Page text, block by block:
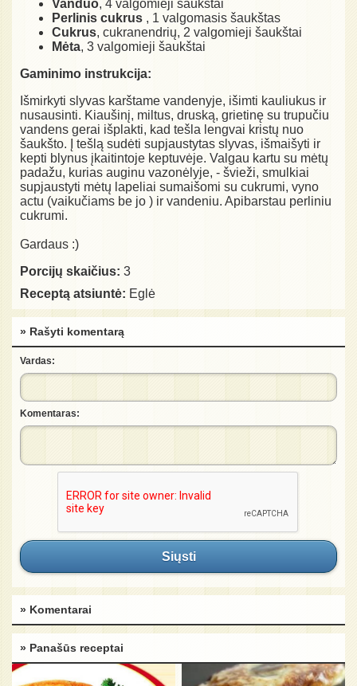
Vanduo, 4 valgomieji šaukštai
Perlinis cukrus , 1 valgomasis šaukštas
Cukrus, cukranendrių, 2 valgomieji šaukštai
Mėta, 3 valgomieji šaukštai
Gaminimo instrukcija:
Išmirkyti slyvas karštame vandenyje, išimti kauliukus ir
nusausinti. Kiaušinį, miltus, druską, grietinę su trupučiu
vandens gerai išplakti, kad tešla lengvai kristų nuo
šaukšto. Į tešlą sudėti supjaustytas slyvas, išmaišyti ir
kepti blynus įkaitintoje keptuvėje. Valgau kartu su mėtų
padažu, kurias auginu vazonėlyje, - švieži, smulkiai
supjaustyti mėtų lapeliai sumaišomi su cukrumi, vyno
actu (vaikučiams be jo ) ir vandeniu. Apibarstau perliniu
cukrumi.
Gardaus :)
Porcijų skaičius: 3
Receptą atsiuntė: Eglė
» Rašyti komentarą
Vardas:
Komentaras:
Siųsti
» Komentarai
» Panašūs receptai